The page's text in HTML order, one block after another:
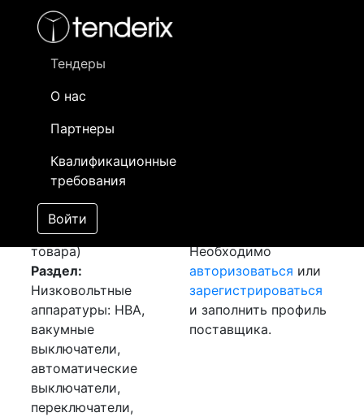
Тендеры
О нас
Партнеры
Квалификационные
требования
Войти
- активный лот
- сохраненный лот (не опубликован)
Закупка: Счетчики
[Завершен]
Победитель выбран
Лот №:1727
АУКЦИОН (покупка
товара)
Раздел:
Низковольтные
аппаратуры: НВА,
вакумные
выключатели,
автоматические
выключатели,
переключатели,
Необходимо
авторизоваться или
зарегистрироваться
и заполнить профиль
поставщика.